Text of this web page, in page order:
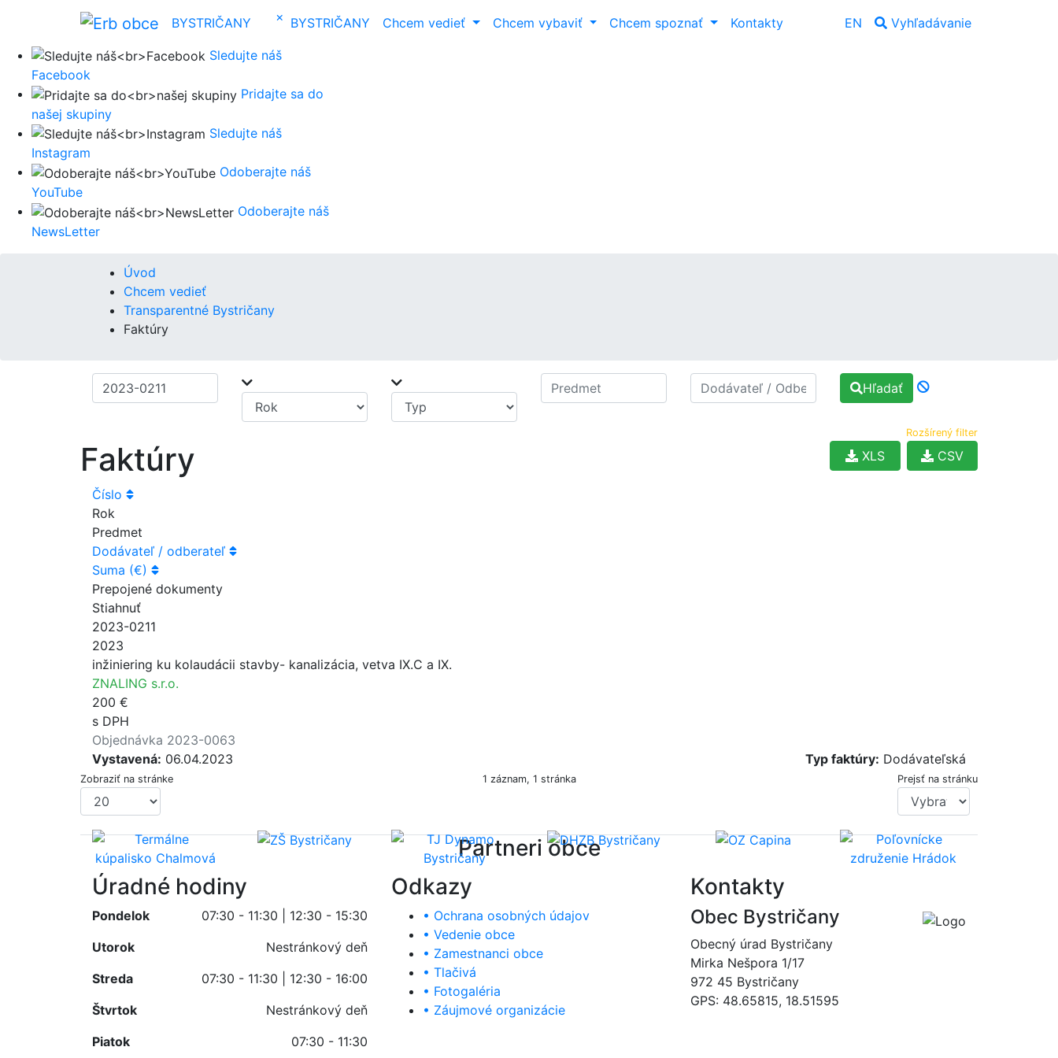
BYSTRIČANY × BYSTRIČANY Chcem vedieť Chcem vybaviť Chcem spoznať Kontakty EN Vyhľadávanie
Sledujte náš
Facebook
Pridajte sa do
našej skupiny
Sledujte náš
Instagram
Odoberajte náš
YouTube
Odoberajte náš
NewsLetter
Úvod
Chcem vedieť
Transparentné Bystričany
Faktúry
Hľadať
Rozšírený filter
Faktúry CSV
XLS
Číslo
Rok
Predmet
Dodávateľ / odberateľ
Suma (€)
Prepojené dokumenty
Stiahnuť
2023-0211
2023
inžiniering ku kolaudácii stavby- kanalizácia, vetva IX.C a IX.
ZNALING s.r.o.
200 €
s DPH
Objednávka 2023-0063
Vystavená: 06.04.2023 Typ faktúry: Dodávateľská
1 záznam, 1 stránka
Zobraziť na stránke Prejsť na stránku
Partneri obce
Úradné hodiny
Pondelok
07:30 - 11:30 | 12:30 - 15:30
Utorok
Nestránkový deň
Streda
07:30 - 11:30 | 12:30 - 16:00
Štvrtok
Nestránkový deň
Piatok
07:30 - 11:30
Odkazy
• Ochrana osobných údajov
• Vedenie obce
• Zamestnanci obce
• Tlačivá
• Fotogaléria
• Záujmové organizácie
Kontakty
Obec Bystričany
Obecný úrad Bystričany
Mirka Nešpora 1/17
972 45 Bystričany
GPS: 48.65815, 18.51595